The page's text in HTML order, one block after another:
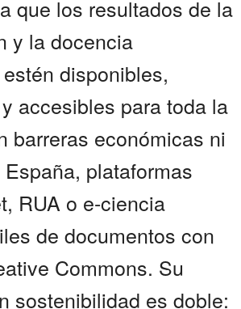
que los resultados de la
y la docencia
disponibles,
accesibles para toda la
barreras económicas ni
plataformas
RUA o e-ciencia
de documentos con
Commons. Su
sostenibilidad es doble: